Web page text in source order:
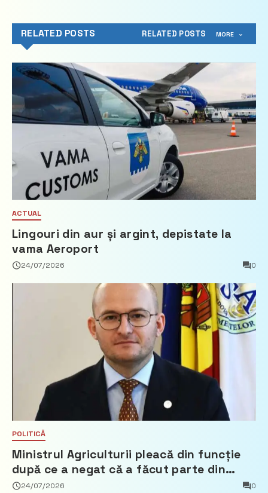
RELATED POSTS RELATED POSTS MORE
ACTUAL
Lingouri din aur și argint, depistate la
vama Aeroport
24/07/2026 0
POLITICĂ
Ministrul Agriculturii pleacă din funcție
după ce a negat că a făcut parte din
Partidul Democrat
24/07/2026 0